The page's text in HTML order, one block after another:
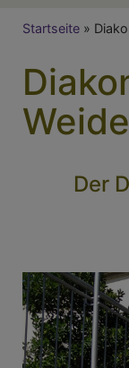
Startseite
Der